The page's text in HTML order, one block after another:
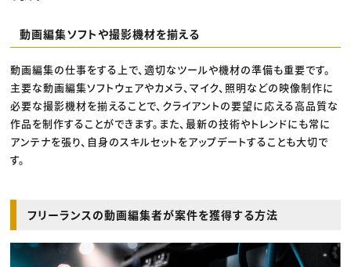
動画編集ソフトや撮影機材を揃える
動画編集の仕事をする上で、適切なツールや機材の準備も重要です。
主要な動画編集ソフトウェアやカメラ、マイク、照明などの映像制作に
必要な撮影機材を揃えることで、クライアントの要望に応える高品質な
作品を制作することができます。また、最新の技術やトレンドにも常に
アンテナを張り、自身のスキルセットをアップデートすることも大切で
す。
フリーランスの動画編集者が案件を獲得する方法